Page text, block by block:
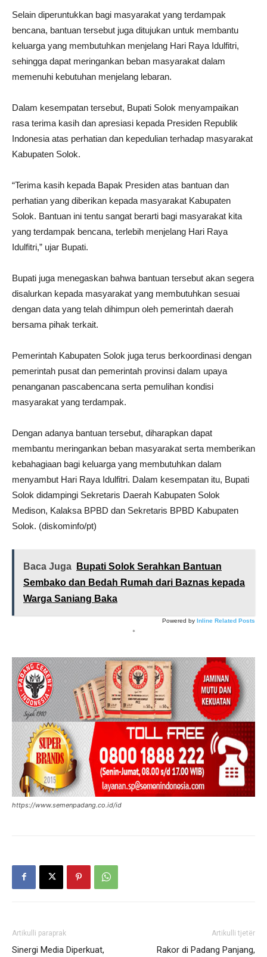
Selain diperuntukkan bagi masyarakat yang terdampak
bencana, bantuan tersebut juga ditujukan untuk membantu
keluarga yang membutuhkan menjelang Hari Raya Idulfitri,
sehingga dapat meringankan beban masyarakat dalam
memenuhi kebutuhan menjelang lebaran.
Dalam kesempatan tersebut, Bupati Solok menyampaikan
rasa terima kasih dan apresiasi kepada Presiden Republik
Indonesia atas perhatian dan kepedulian terhadap masyarakat
Kabupaten Solok.
“Terima kasih kepada Bapak Presiden atas bantuan dan
perhatian yang diberikan kepada masyarakat Kabupaten
Solok. Bantuan ini tentu sangat berarti bagi masyarakat kita
yang terdampak bencana, terlebih menjelang Hari Raya
Idulfitri,” ujar Bupati.
Bupati juga menegaskan bahwa bantuan tersebut akan segera
disalurkan kepada masyarakat yang membutuhkan sesuai
dengan data yang telah dihimpun oleh pemerintah daerah
bersama pihak terkait.
Pemerintah Kabupaten Solok juga terus berkoordinasi dengan
pemerintah pusat dan pemerintah provinsi dalam upaya
penanganan pascabencana serta pemulihan kondisi
masyarakat yang terdampak.
Dengan adanya bantuan tersebut, diharapkan dapat
membantu meringankan beban masyarakat serta memberikan
kebahagiaan bagi keluarga yang membutuhkan dalam
menyambut Hari Raya Idulfitri. Dalam kesempatan itu, Bupati
Solok didampingi Sekretaris Daerah Kabupaten Solok
Medison, Kalaksa BPBD dan Sekretaris BPBD Kabupaten
Solok. (diskominfo/pt)
Baca Juga
Bupati Solok Serahkan Bantuan
Sembako dan Bedah Rumah dari Baznas kepada
Warga Saniang Baka
Powered by Inline Related Posts
*
https://www.semenpadang.co.id/id
Artikulli paraprak
Sinergi Media Diperkuat,
Artikulli tjetër
Rakor di Padang Panjang,